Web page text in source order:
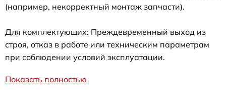
(например, некорректный монтаж запчасти).
Для комплектующих: Преждевременный выход из
строя, отказ в работе или техническим параметрам
при соблюдении условий эксплуатации.
Показать полностью